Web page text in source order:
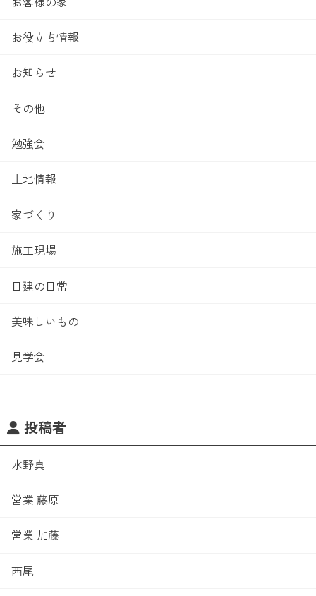
お役立ち情報
お知らせ
その他
勉強会
土地情報
家づくり
施工現場
日建の日常
美味しいもの
見学会
投稿者
水野真
営業 藤原
営業 加藤
西尾